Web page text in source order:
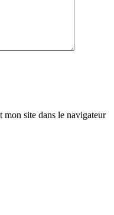
site dans le navigateur